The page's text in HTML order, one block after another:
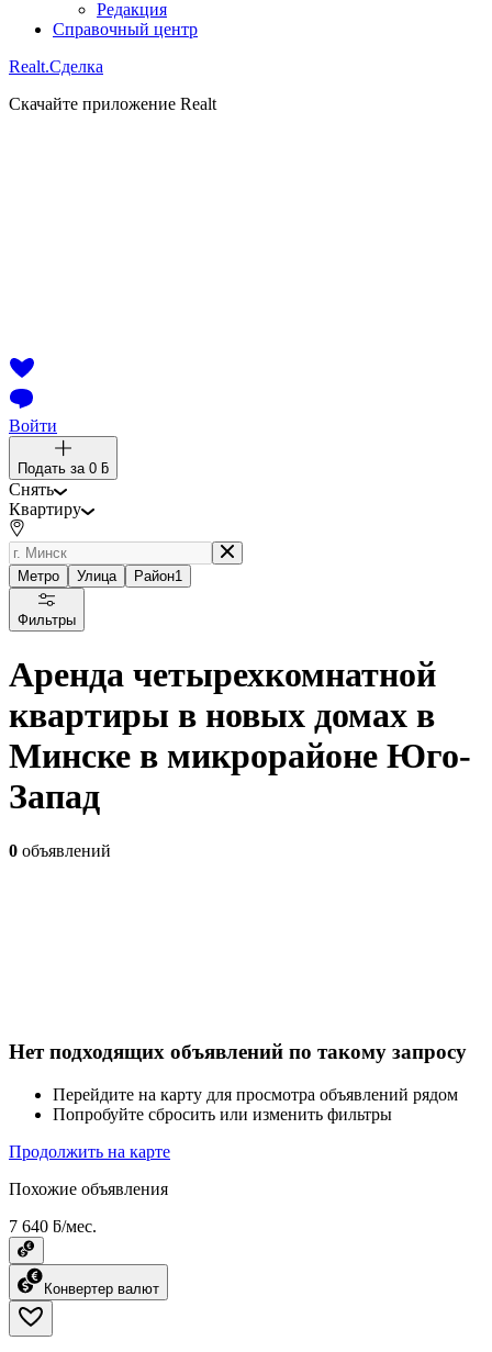
Редакция
Справочный центр
Realt.Сделка
Скачайте приложение Realt
Войти
Подать за 0 ƃ
Снять
Квартиру
Метро Улица Район1
Фильтры
Аренда четырехкомнатной
квартиры в новых домах в
Минске в микрорайоне Юго-
Запад
0 объявлений
Нет подходящих объявлений по такому запросу
Перейдите на карту для просмотра объявлений рядом
Попробуйте сбросить или изменить фильтры
Продолжить на карте
Похожие объявления
7 640 ƃ/мес.
Конвертер валют